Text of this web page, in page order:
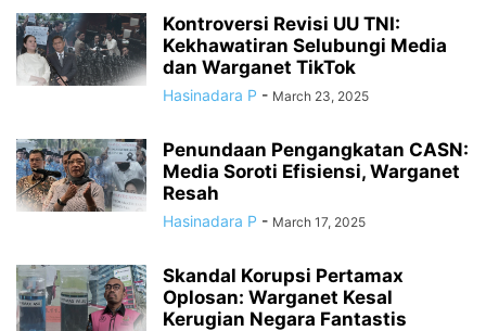
Kontroversi Revisi UU TNI:
Kekhawatiran Selubungi Media
dan Warganet TikTok
Hasinadara P - March 23, 2025
Penundaan Pengangkatan CASN:
Media Soroti Efisiensi, Warganet
Resah
Hasinadara P - March 17, 2025
Skandal Korupsi Pertamax
Oplosan: Warganet Kesal
Kerugian Negara Fantastis